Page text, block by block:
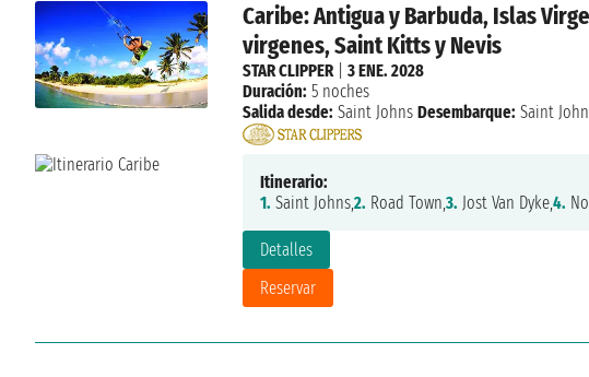
Caribe: Antigua y Barbuda, Islas
virgenes, Saint Kitts y Nevis
Detalles
Reservar
STAR CLIPPER| 3 ENE. 2028
Duración: 5 noches
Salida desde: Saint Johns Desembarque: Saint
Itinerario:
1. Saint Johns,2. Road Town,3. Jost Van Dyke,4.